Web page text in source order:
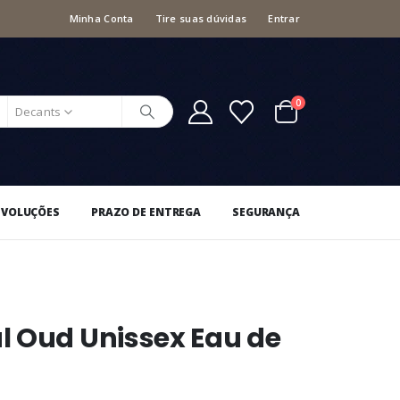
Minha Conta Tire suas dúvidas Entrar
Decants
0
PRAZO DE ENTREGA SEGURANÇA
Oud Unissex Eau de